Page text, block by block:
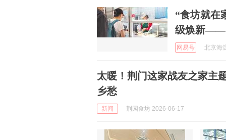
“食坊就在
级焕新——
网易号 北京海
太暖！荆门这家战友之家主
乡愁
新闻 荆园食坊 2026-06-17